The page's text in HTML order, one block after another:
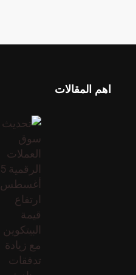
اهم المقالات